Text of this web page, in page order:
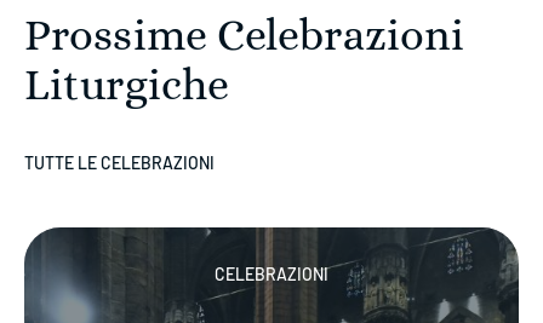
Prossime Celebrazioni
Liturgiche
TUTTE LE CELEBRAZIONI
CELEBRAZIONI